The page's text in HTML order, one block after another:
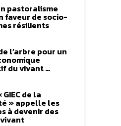
pastoralisme
faveur de socio-
résilients
l’arbre pour un
du vivant …
GIEC de la
» appelle les
à devenir des